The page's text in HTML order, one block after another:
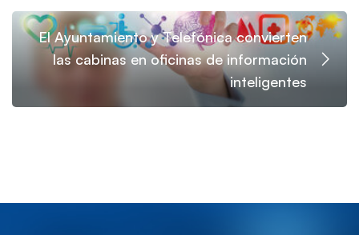
El Ayuntamiento y Telefónica convierten
las cabinas en oficinas de información
inteligentes